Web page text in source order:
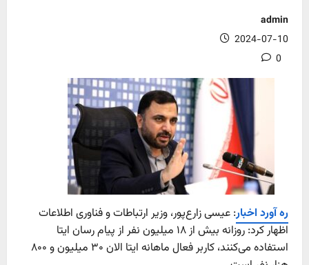
admin
2024-07-10
0
ره آورد اخبار: عیسی زارع‌پور، وزیر ارتباطات و فناوری اطلاعات
اظهار کرد: روزانه بیش از ۱۸ میلیون نفر از پیام رسان ایتا
استفاده می‌کنند، کاربر فعال ماهانه ایتا الان ۳۰ میلیون و ۸۰۰